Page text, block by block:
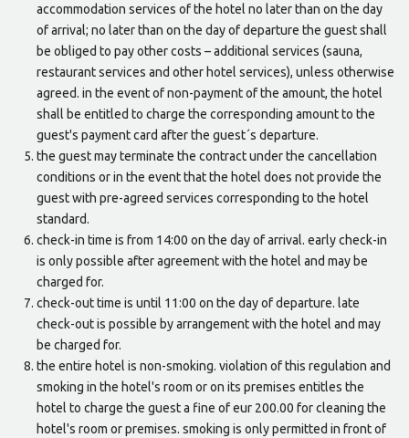
accommodation services of the hotel no later than on the day
of arrival; no later than on the day of departure the guest shall
be obliged to pay other costs – additional services (sauna,
restaurant services and other hotel services), unless otherwise
agreed. in the event of non-payment of the amount, the hotel
shall be entitled to charge the corresponding amount to the
guest's payment card after the guest´s departure.
the guest may terminate the contract under the cancellation
conditions or in the event that the hotel does not provide the
guest with pre-agreed services corresponding to the hotel
standard.
check-in time is from 14:00 on the day of arrival. early check-in
is only possible after agreement with the hotel and may be
charged for.
check-out time is until 11:00 on the day of departure. late
check-out is possible by arrangement with the hotel and may
be charged for.
the entire hotel is non-smoking. violation of this regulation and
smoking in the hotel's room or on its premises entitles the
hotel to charge the guest a fine of eur 200.00 for cleaning the
hotel's room or premises. smoking is only permitted in front of